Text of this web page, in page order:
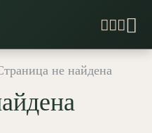
не найдена